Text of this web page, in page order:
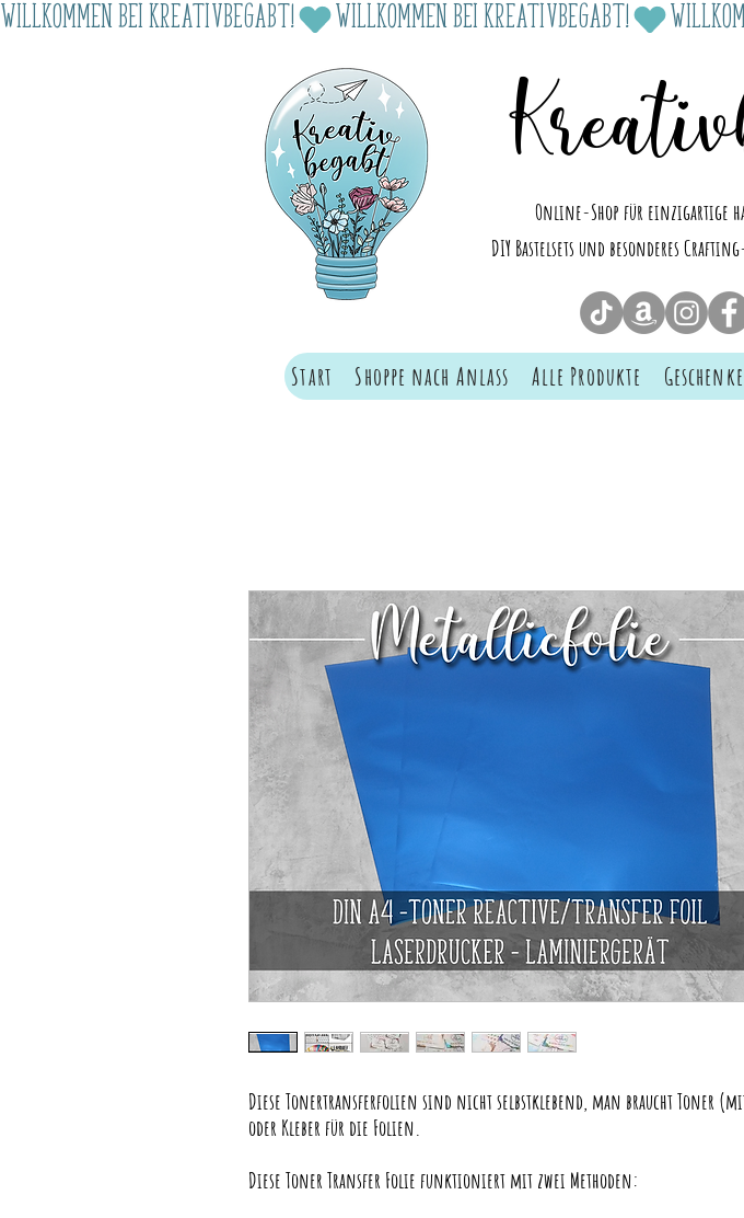
Willkommen bei Kreativbegabt!
Online-Shop für einzigartige
DIY Bastelsets und besonderes
Start Shoppe nach Anlass Alle Produkte
Diese Tonertransferfolien sind nicht selbstklebend, man braucht Toner
oder Kleber für die Folien.
Diese Toner Transfer Folie funktioniert mit zwei Methoden: